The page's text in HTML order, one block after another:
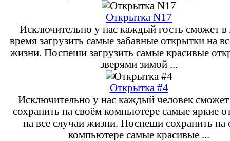
Открытка N17
Исключительно у нас каждый гость сможет
время загрузить самые забавные открытки на
жизни. Поспеши загрузить самые красивые
зверями зимой ...
Открытка #4
Исключительно у нас каждый человек сможет
сохранить на своём компьютере самые яркие
на все случаи жизни. Поспеши сохранить на
компьютере самые красивые ...